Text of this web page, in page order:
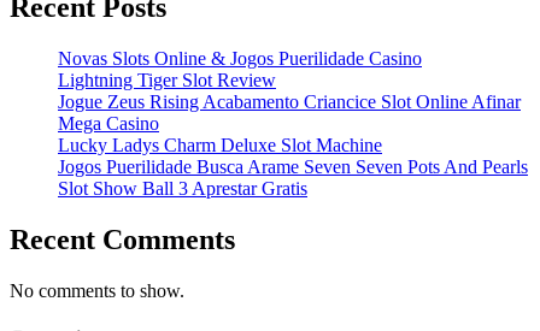
Recent Posts
Novas Slots Online & Jogos Puerilidade Casino
Lightning Tiger Slot Review
Jogue Zeus Rising Acabamento Criancice Slot Online Afinar
Mega Casino
Lucky Ladys Charm Deluxe Slot Machine
Jogos Puerilidade Busca Arame Seven Seven Pots And Pearls
Slot Show Ball 3 Aprestar Gratis
Recent Comments
No comments to show.